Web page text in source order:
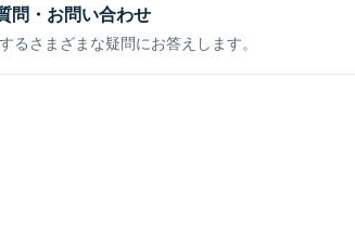
問・お問い合わせ
るさまざまな疑問にお答えします。